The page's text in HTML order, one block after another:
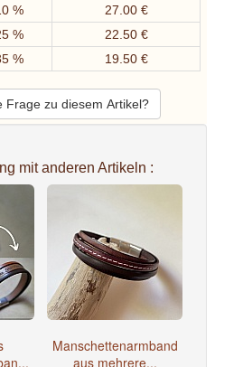
%
27.00 €
%
22.50 €
% 19.50 €
Frage zu diesem Artikel?
mit anderen Artikeln :
Manschettenarmband
aus mehrere...